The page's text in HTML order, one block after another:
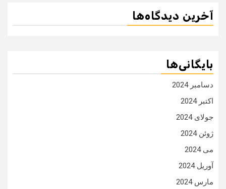
آخرین دیدگاه‌ها
بایگانی‌ها
دسامبر 2024
اکتبر 2024
جولای 2024
ژوئن 2024
می 2024
آوریل 2024
مارس 2024